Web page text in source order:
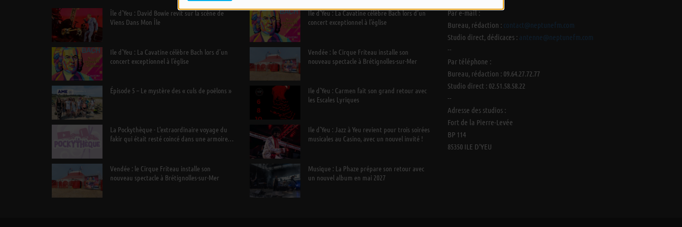
Île d’Yeu : David Bowie revit sur la scène de
Viens Dans Mon Île
Ile d’Yeu : La Cavatine célèbre Bach lors d’un
concert exceptionnel à l’église
Épisode 5 – Le mystère des « culs de poêlons »
La Pockythèque - L'extraordinaire voyage du
fakir qui était resté coincé dans une armoire
Vendée : le Cirque Friteau installe son
nouveau spectacle à Brétignolles-sur-Mer
Ile d’Yeu : La Cavatine célèbre Bach lors d’un
concert exceptionnel à l’église
Vendée : le Cirque Friteau installe son
nouveau spectacle à Brétignolles-sur-Mer
Ile d’Yeu : Carmen fait son grand retour avec
les Escales Lyriques
Ile d’Yeu : Jazz à Yeu revient pour trois soirées
musicales au Casino, avec un nouvel invité !
Musique : La Phaze prépare son retour avec
un nouvel album en mai 2027
Par e-mail :
Bureau, rédaction : contact@neptunefm.com
Studio direct, dédicaces : antenne@neptunefm.com
--
Par téléphone :
Bureau, rédaction : 09.64.27.72.77
Studio direct : 02.51.58.58.22
--
Adresse des studios :
Fort de la Pierre-Levée
BP 114
85350 ILE D'YEU